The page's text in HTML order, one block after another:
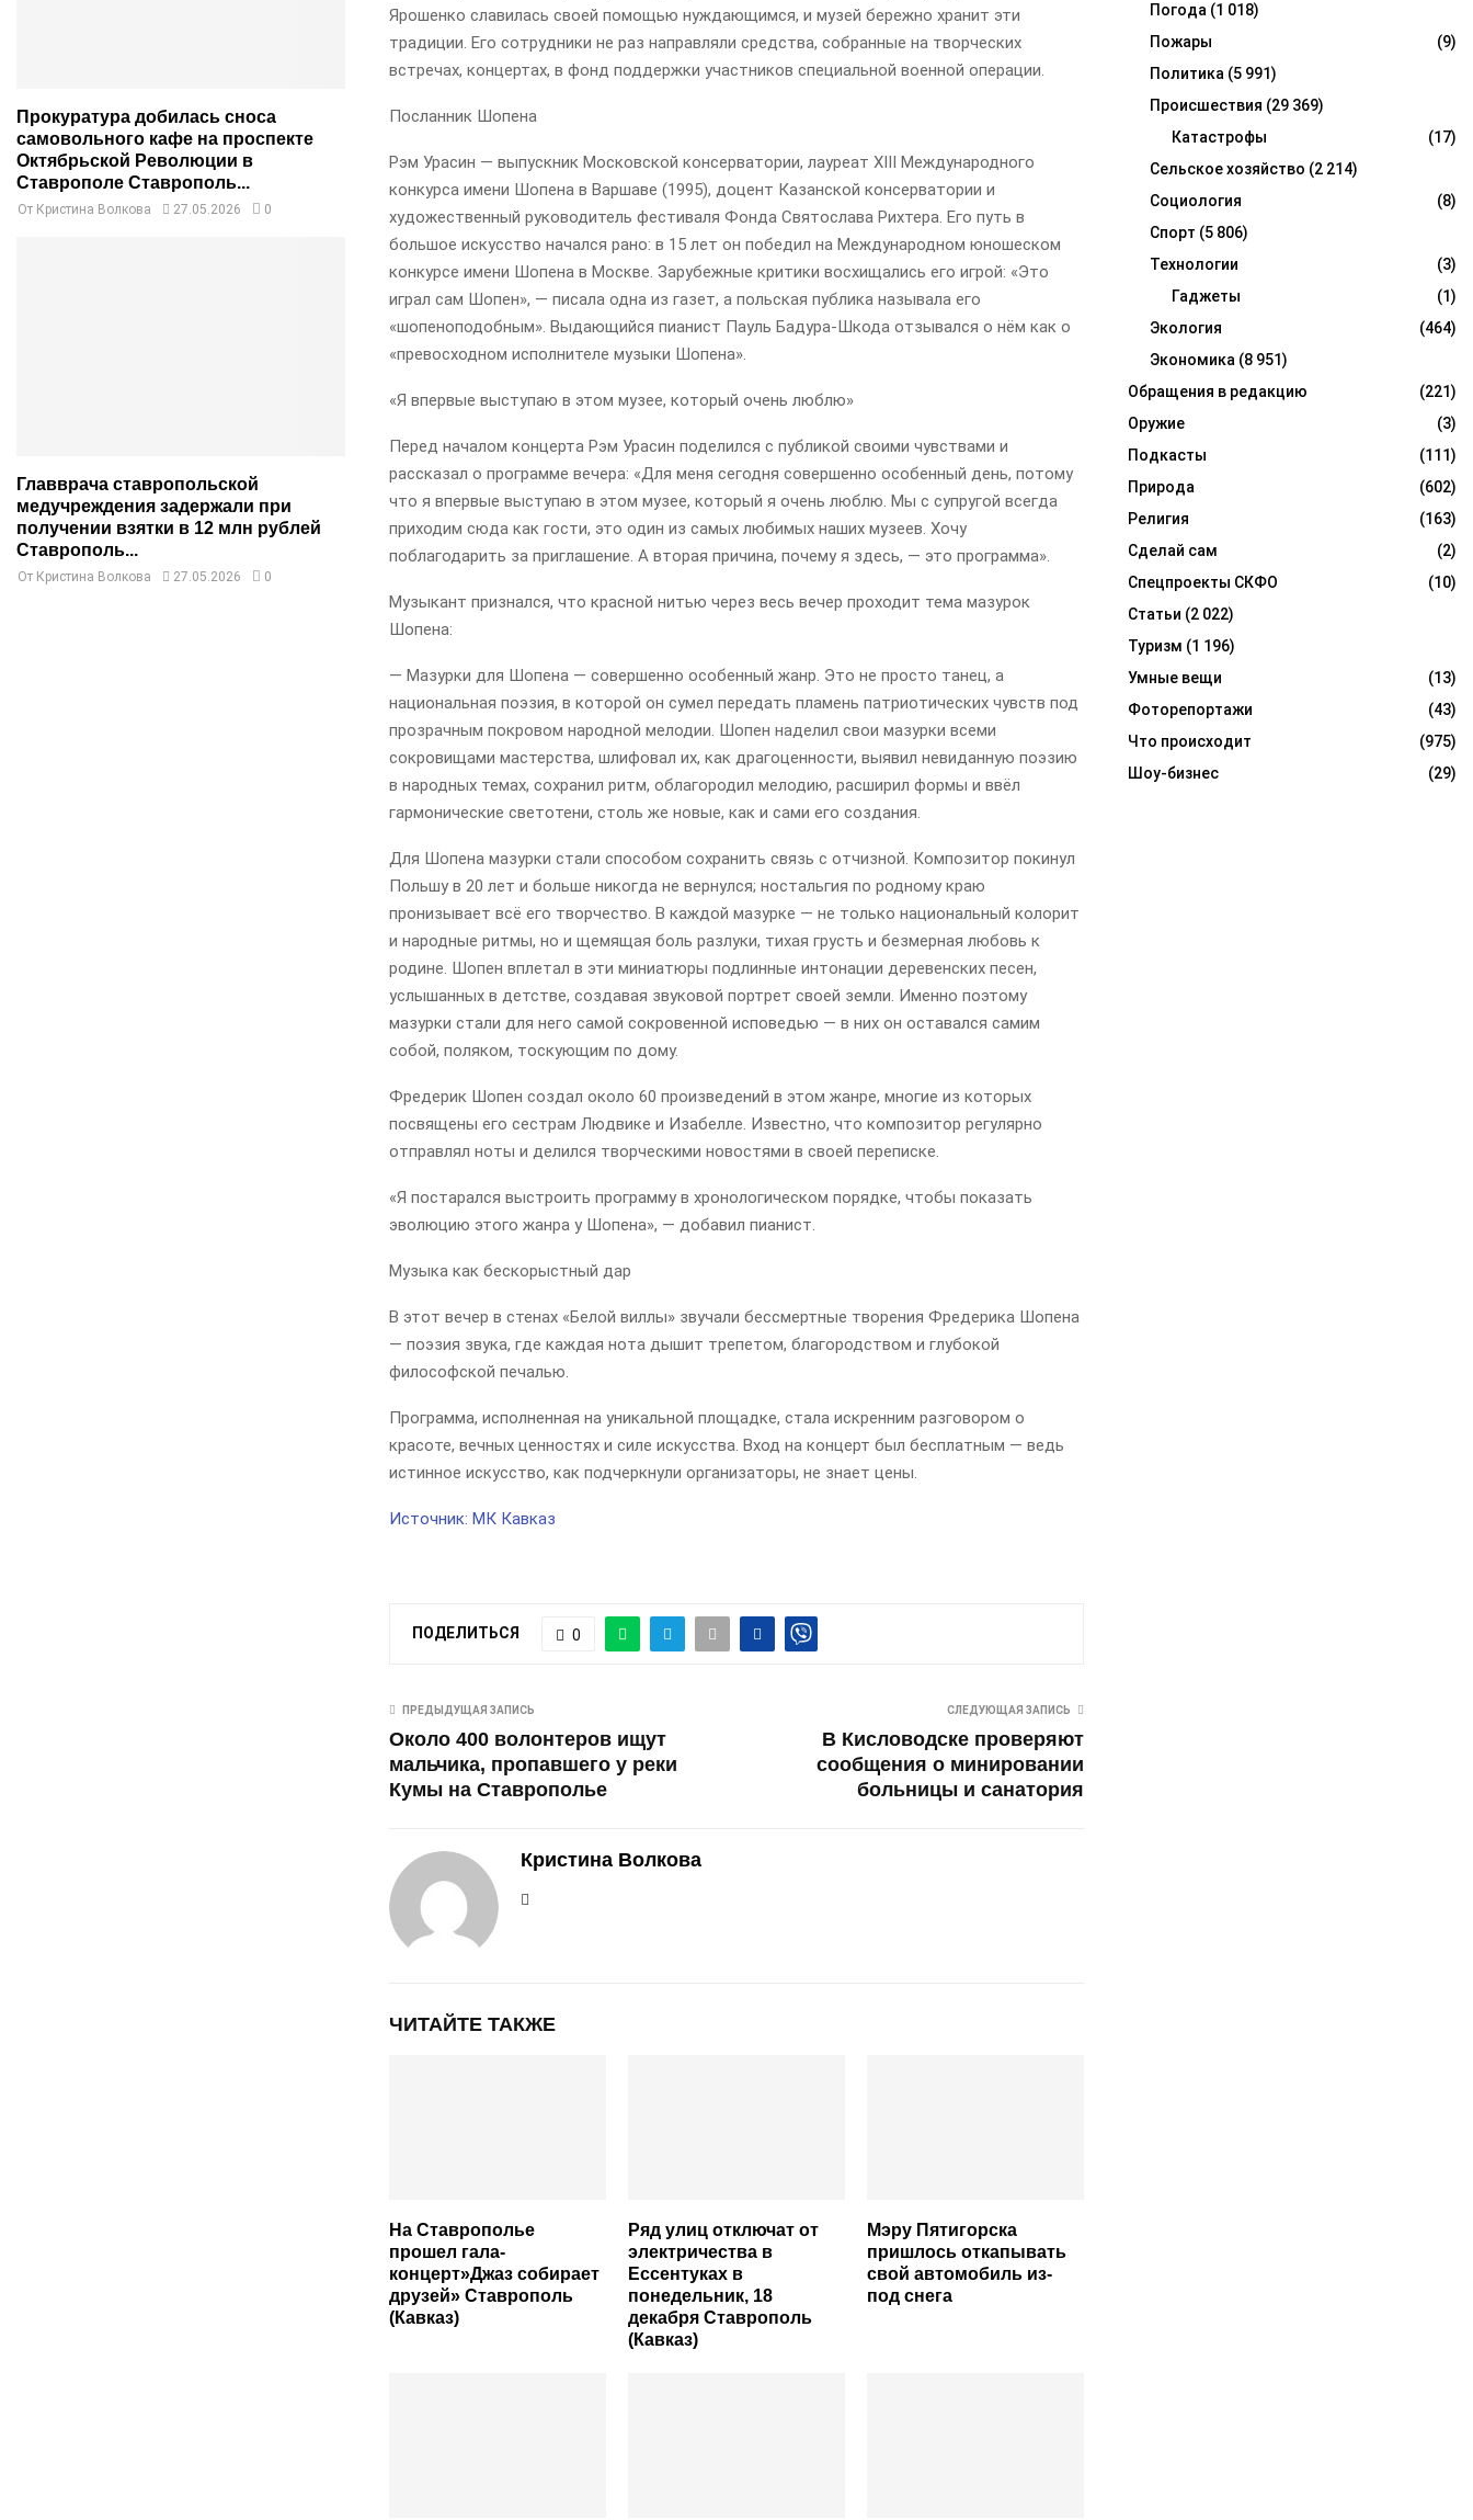
Ярошенко славилась своей помощью нуждающимся, и музей бережно хранит эти
традиции. Его сотрудники не раз направляли средства, собранные на творческих
встречах, концертах, в фонд поддержки участников специальной военной операции.
Посланник Шопена
Рэм Урасин — выпускник Московской консерватории, лауреат XIII Международного
конкурса имени Шопена в Варшаве (1995), доцент Казанской консерватории и
художественный руководитель фестиваля Фонда Святослава Рихтера. Его путь в
большое искусство начался рано: в 15 лет он победил на Международном юношеском
конкурсе имени Шопена в Москве. Зарубежные критики восхищались его игрой: «Это
играл сам Шопен», — писала одна из газет, а польская публика называла его
«шопеноподобным». Выдающийся пианист Пауль Бадура-Шкода отзывался о нём как о
«превосходном исполнителе музыки Шопена».
«Я впервые выступаю в этом музее, который очень люблю»
Перед началом концерта Рэм Урасин поделился с публикой своими чувствами и
рассказал о программе вечера: «Для меня сегодня совершенно особенный день, потому
что я впервые выступаю в этом музее, который я очень люблю. Мы с супругой всегда
приходим сюда как гости, это один из самых любимых наших музеев. Хочу
поблагодарить за приглашение. А вторая причина, почему я здесь, — это программа».
Музыкант признался, что красной нитью через весь вечер проходит тема мазурок
Шопена:
— Мазурки для Шопена — совершенно особенный жанр. Это не просто танец, а
национальная поэзия, в которой он сумел передать пламень патриотических чувств под
прозрачным покровом народной мелодии. Шопен наделил свои мазурки всеми
сокровищами мастерства, шлифовал их, как драгоценности, выявил невиданную поэзию
в народных темах, сохранил ритм, облагородил мелодию, расширил формы и ввёл
гармонические светотени, столь же новые, как и сами его создания.
Для Шопена мазурки стали способом сохранить связь с отчизной. Композитор покинул
Польшу в 20 лет и больше никогда не вернулся; ностальгия по родному краю
пронизывает всё его творчество. В каждой мазурке — не только национальный колорит
и народные ритмы, но и щемящая боль разлуки, тихая грусть и безмерная любовь к
родине. Шопен вплетал в эти миниатюры подлинные интонации деревенских песен,
услышанных в детстве, создавая звуковой портрет своей земли. Именно поэтому
мазурки стали для него самой сокровенной исповедью — в них он оставался самим
собой, поляком, тоскующим по дому.
Фредерик Шопен создал около 60 произведений в этом жанре, многие из которых
посвящены его сестрам Людвике и Изабелле. Известно, что композитор регулярно
отправлял ноты и делился творческими новостями в своей переписке.
«Я постарался выстроить программу в хронологическом порядке, чтобы показать
эволюцию этого жанра у Шопена», — добавил пианист.
Музыка как бескорыстный дар
В этот вечер в стенах «Белой виллы» звучали бессмертные творения Фредерика Шопена
— поэзия звука, где каждая нота дышит трепетом, благородством и глубокой
философской печалью.
Программа, исполненная на уникальной площадке, стала искренним разговором о
красоте, вечных ценностях и силе искусства. Вход на концерт был бесплатным — ведь
истинное искусство, как подчеркнули организаторы, не знает цены.
Источник: МК Кавказ
ПОДЕЛИТЬСЯ 0
ПРЕДЫДУЩАЯ ЗАПИСЬ
Около 400 волонтеров ищут
мальчика, пропавшего у реки
Кумы на Ставрополье
СЛЕДУЮЩАЯ ЗАПИСЬ
В Кисловодске проверяют
сообщения о минировании
больницы и санатория
Кристина Волкова
ЧИТАЙТЕ ТАКЖЕ
На Ставрополье
прошел гала-
концерт»Джаз собирает
друзей» Ставрополь
(Кавказ)
Ряд улиц отключат от
электричества в
Ессентуках в
понедельник, 18
декабря Ставрополь
(Кавказ)
Мэру Пятигорска
пришлось откапывать
свой автомобиль из-
под снега
Прокуратура добилась сноса
самовольного кафе на проспекте
Октябрьской Революции в
Ставрополе Ставрополь...
От Кристина Волкова 27.05.2026 0
Главврача ставропольской
медучреждения задержали при
получении взятки в 12 млн рублей
Ставрополь...
От Кристина Волкова 27.05.2026 0
Погода (1 018)
Пожары
(9)
Политика (5 991)
Происшествия (29 369)
Катастрофы
(17)
Сельское хозяйство (2 214)
Социология
(8)
Спорт (5 806)
Технологии
(3)
Гаджеты
(1)
Экология
(464)
Экономика (8 951)
Обращения в редакцию
(221)
Оружие
(3)
Подкасты
(111)
Природа
(602)
Религия
(163)
Сделай сам
(2)
Спецпроекты СКФО
(10)
Статьи (2 022)
Туризм (1 196)
Умные вещи
(13)
Фоторепортажи
(43)
Что происходит
(975)
Шоу-бизнес
(29)